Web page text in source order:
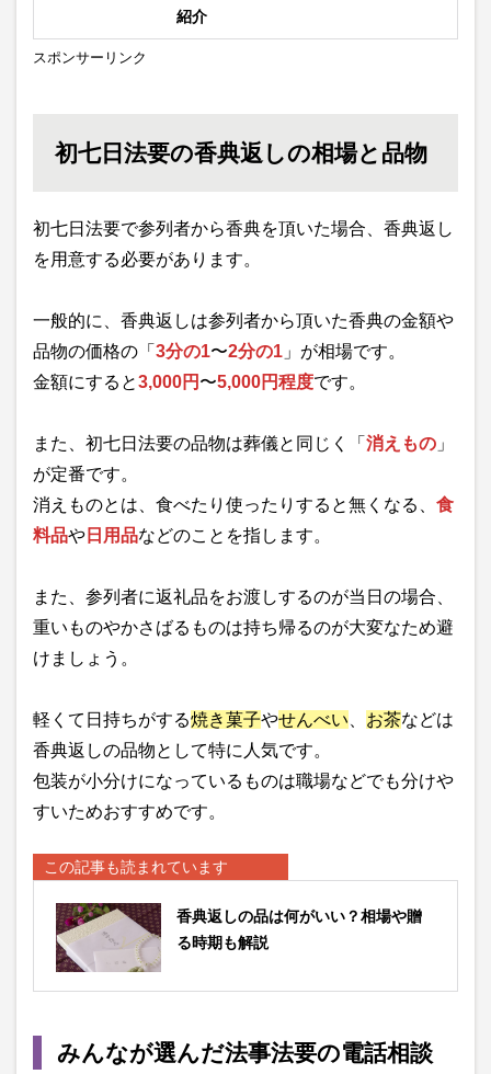
紹介
スポンサーリンク
初七日法要の香典返しの相場と品物
初七日法要で参列者から香典を頂いた場合、香典返し
を用意する必要があります。
一般的に、香典返しは参列者から頂いた香典の金額や
品物の価格の「 3分の1〜2分の1 」が相場です。
金額にすると3,000円 〜5,000円程度です。
また、初七日法要の品物は葬儀と同じく「 消えもの 」
が定番です。
消えものとは、食べたり使ったりすると無くなる、 食
料品や 日用品などのことを指します。
また、参列者に返礼品をお渡しするのが当日の場合、
重いものやかさばるものは持ち帰るのが大変なため避
けましょう。
軽くて日持ちがする焼き菓子やせんべい お茶などは
香典返しの品物として特に人気です。
包装が小分けになっているものは職場などでも分けや
すいためおすすめです。
この記事も読まれています
香典返しの品は何がいい？相場や贈
る時期も解説
みんなが選んだ法事法要の電話相談